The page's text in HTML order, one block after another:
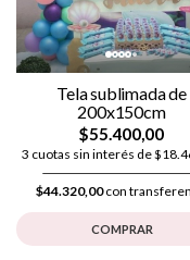
Tela sublimada de
200x150cm
$55.400,00
3 cuotas sin interés de
$44.320,00con
COMPRAR